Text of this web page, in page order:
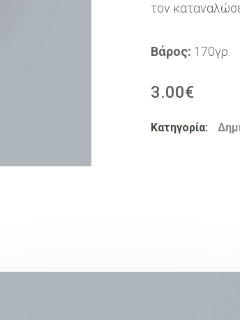
τον
Βάρος: 170γρ.
3.00€
Κατηγορία: